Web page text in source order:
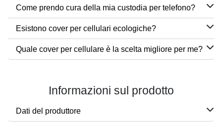
Come prendo cura della mia custodia per telefono?
Esistono cover per cellulari ecologiche?
Quale cover per cellulare è la scelta migliore per me?
Informazioni sul prodotto
Dati del produttore